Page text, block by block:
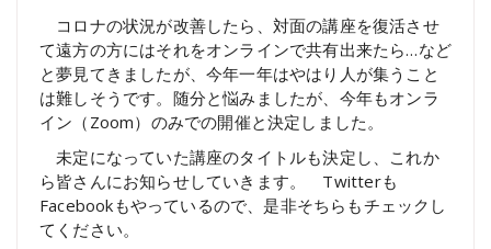
コロナの状況が改善したら、対面の講座を復活させ
て遠方の方にはそれをオンラインで共有出来たら…など
と夢見てきましたが、今年一年はやはり人が集うこと
は難しそうです。随分と悩みましたが、今年もオンラ
イン（Zoom）のみでの開催と決定しました。
未定になっていた講座のタイトルも決定し、これか
ら皆さんにお知らせしていきます。 Twitterも
Facebookもやっているので、是非そちらもチェックし
てください。